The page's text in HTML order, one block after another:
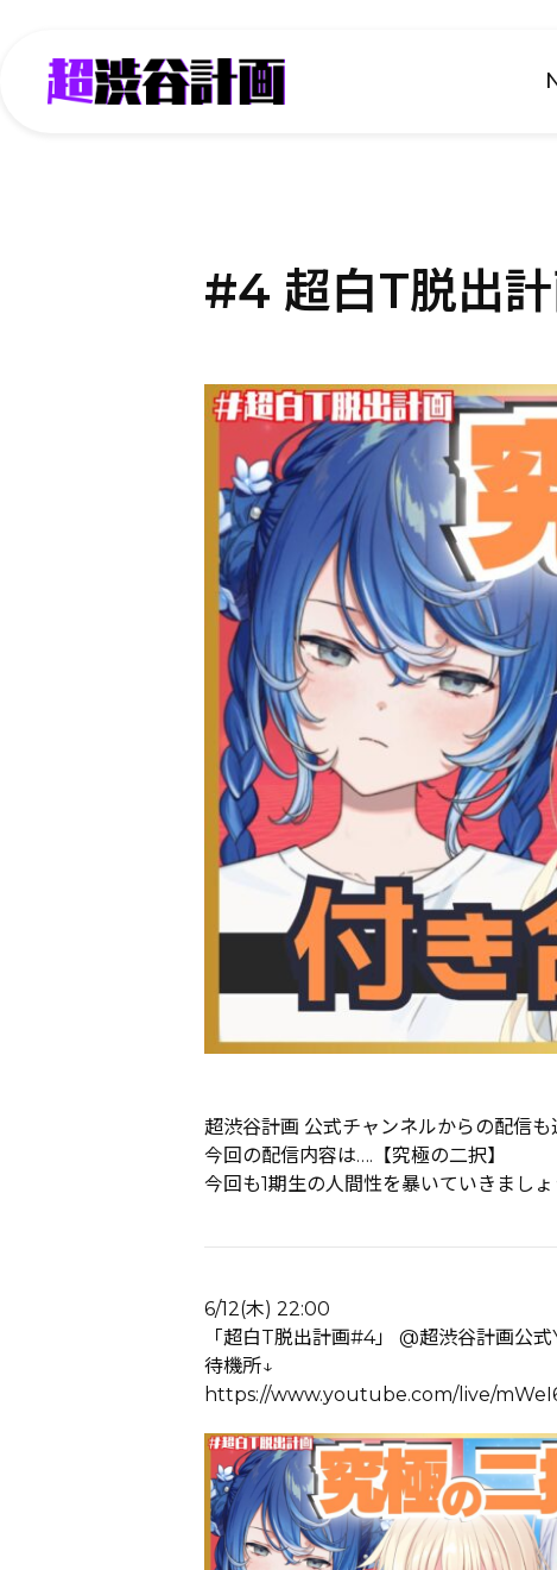
#4 超白T脱出
超渋谷計画 公式チャンネルからの配信も
今回の配信内容は….【究極の二択】
今回も1期生の人間性を暴いていきまし
6/12(木) 22:00
「超白T脱出計画#4」 @超渋谷計画公
待機所↓
https://www.youtube.com/live/